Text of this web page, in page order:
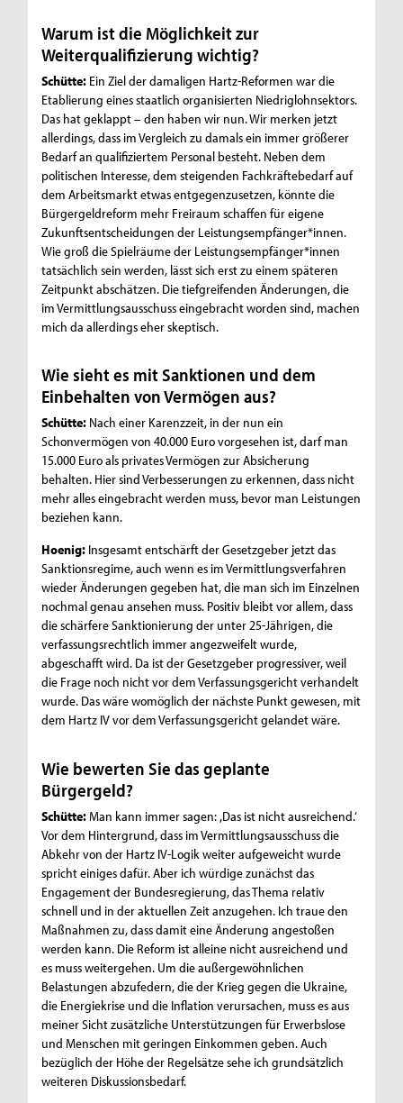
Warum ist die Möglichkeit zur
Weiterqualifizierung wichtig?
Schütte: Ein Ziel der damaligen Hartz-Reformen war die
Etablierung eines staatlich organisierten Niedriglohnsektors.
Das hat geklappt – den haben wir nun. Wir merken jetzt
allerdings, dass im Vergleich zu damals ein immer größerer
Bedarf an qualifiziertem Personal besteht. Neben dem
politischen Interesse, dem steigenden Fachkräftebedarf auf
dem Arbeitsmarkt etwas entgegenzusetzen, könnte die
Bürgergeldreform mehr Freiraum schaffen für eigene
Zukunftsentscheidungen der Leistungsempfänger*innen.
Wie groß die Spielräume der Leistungsempfänger*innen
tatsächlich sein werden, lässt sich erst zu einem späteren
Zeitpunkt abschätzen. Die tiefgreifenden Änderungen, die
im Vermittlungsausschuss eingebracht worden sind, machen
mich da allerdings eher skeptisch.
Wie sieht es mit Sanktionen und dem
Einbehalten von Vermögen aus?
Schütte: Nach einer Karenzzeit, in der nun ein
Schonvermögen von 40.000 Euro vorgesehen ist, darf man
15.000 Euro als privates Vermögen zur Absicherung
behalten. Hier sind Verbesserungen zu erkennen, dass nicht
mehr alles eingebracht werden muss, bevor man Leistungen
beziehen kann.
Hoenig: Insgesamt entschärft der Gesetzgeber jetzt das
Sanktionsregime, auch wenn es im Vermittlungsverfahren
wieder Änderungen gegeben hat, die man sich im Einzelnen
nochmal genau ansehen muss. Positiv bleibt vor allem, dass
die schärfere Sanktionierung der unter 25-Jährigen, die
verfassungsrechtlich immer angezweifelt wurde,
abgeschafft wird. Da ist der Gesetzgeber progressiver, weil
die Frage noch nicht vor dem Verfassungsgericht verhandelt
wurde. Das wäre womöglich der nächste Punkt gewesen, mit
dem Hartz IV vor dem Verfassungsgericht gelandet wäre.
Wie bewerten Sie das geplante
Bürgergeld?
Schütte: Man kann immer sagen: ,Das ist nicht ausreichend.‘
Vor dem Hintergrund, dass im Vermittlungsausschuss die
Abkehr von der Hartz IV-Logik weiter aufgeweicht wurde
spricht einiges dafür. Aber ich würdige zunächst das
Engagement der Bundesregierung, das Thema relativ
schnell und in der aktuellen Zeit anzugehen. Ich traue den
Maßnahmen zu, dass damit eine Änderung angestoßen
werden kann. Die Reform ist alleine nicht ausreichend und
es muss weitergehen. Um die außergewöhnlichen
Belastungen abzufedern, die der Krieg gegen die Ukraine,
die Energiekrise und die Inflation verursachen, muss es aus
meiner Sicht zusätzliche Unterstützungen für Erwerbslose
und Menschen mit geringen Einkommen geben. Auch
bezüglich der Höhe der Regelsätze sehe ich grundsätzlich
weiteren Diskussionsbedarf.